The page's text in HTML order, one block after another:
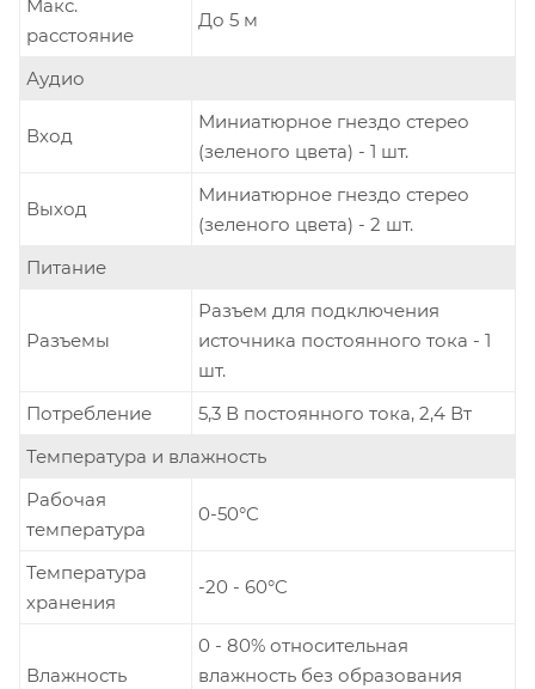
Макс.
расстояние
До 5 м
Аудио
Вход
Миниатюрное гнездо стерео
(зеленого цвета) - 1 шт.
Выход
Миниатюрное гнездо стерео
(зеленого цвета) - 2 шт.
Питание
Разъемы
Разъем для подключения
источника постоянного тока - 1
шт.
Потребление
5,3 В постоянного тока, 2,4 Вт
Температура и влажность
Рабочая
температура
0-50°C
Температура
хранения
-20 - 60°C
Влажность
0 - 80% относительная
влажность без образования